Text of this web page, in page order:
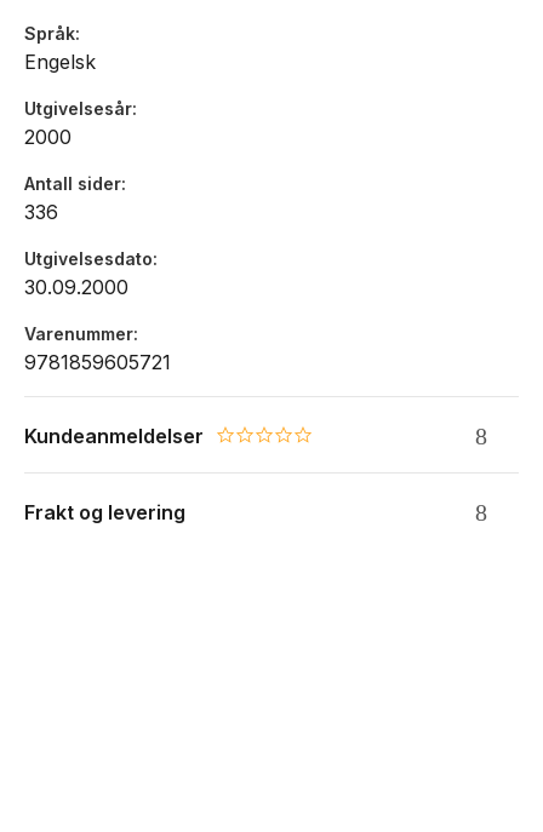
Språk
Engelsk
Utgivelsesår
2000
Antall sider
336
Utgivelsesdato
30.09.2000
Varenummer
9781859605721
Kundeanmeldelser 0.0 star rating
Frakt og levering